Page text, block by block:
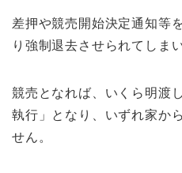
差押や競売開始決定通知等
り強制退去させられてしま
競売となれば、いくら明渡
執行」となり、いずれ家か
せん。